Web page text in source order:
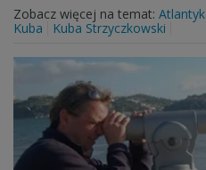
Zobacz więcej na temat: Atlantyk
Kuba
Kuba Strzyczkowski